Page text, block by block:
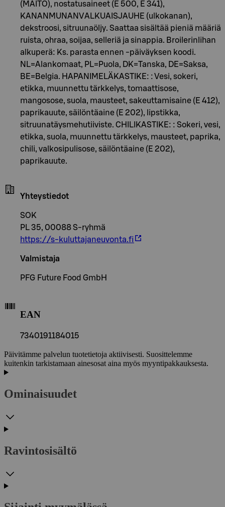
(MAITO), nostatusaineet (E 500, E 341),
KANANMUNANVALKUAISJAUHE (ulkokanan),
dekstroosi, sitruunaöljy. Saattaa sisältää pieniä määriä
ruista, ohraa, soijaa, selleriä ja sinappia. Broilerinlihan
alkuperä: Ks. parasta ennen -päiväyksen koodi.
NL=Alankomaat, PL=Puola, DK=Tanska, DE=Saksa,
BE=Belgia. HAPANIMELÄKASTIKE: : Vesi, sokeri,
etikka, muunnettu tärkkelys, tomaattisose,
mangosose, suola, mausteet, sakeuttamisaine (E 412),
paprikauute, säilöntäaine (E 202), lipstikka,
sitruunatäysmehutiiviste. CHILIKASTIKE: : Sokeri, vesi,
etikka, suola, muunnettu tärkkelys, mausteet, paprika,
chili, valkosipulisose, säilöntäaine (E 202),
paprikauute.
Yhteystiedot
SOK
PL 35, 00088 S-ryhmä
https://s-kuluttajaneuvonta.fi
Valmistaja
PFG Future Food GmbH
EAN
7340191184015
Päivitämme palvelun tuotetietoja aktiivisesti. Suosittelemme
kuitenkin tarkistamaan ainesosat aina myös myyntipakkauksesta.
Ominaisuudet
Ravintosisältö